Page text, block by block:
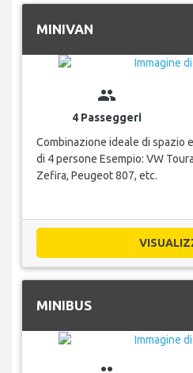
MINIVAN
group
4 Passeggeri
Combinazione ideale di spazio
di 4 persone Esempio: VW
Zefira, Peugeot 807, etc.
MINIBUS